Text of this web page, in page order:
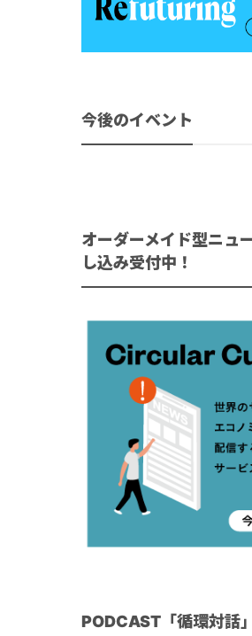
今後のイベント
オーダーメイド型ニュ
し込み受付中！
PODCAST「循環対話